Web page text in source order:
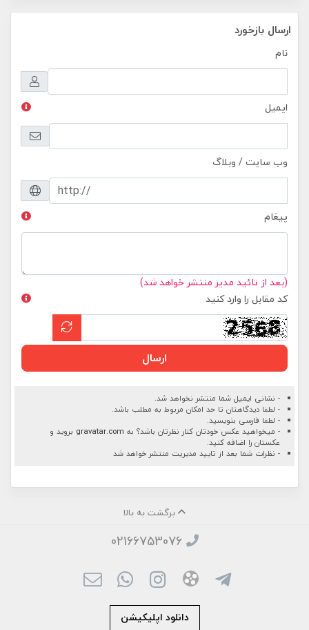
ارسال بازخورد
نام
ایمیل
وب سایت / وبلاگ
پیغام
(بعد از تائید مدیر منتشر خواهد شد)
کد مقابل را وارد کنید
ارسال
- نشانی ایمیل شما منتشر نخواهد شد.
- لطفا دیدگاهتان تا حد امکان مربوط به مطلب باشد.
- لطفا فارسی بنویسید.
- میخواهید عکس خودتان کنار نظرتان باشد؟ به gravatar.com بروید و
عکستان را اضافه کنید.
- نظرات شما بعد از تایید مدیریت منتشر خواهد شد
برگشت به بالا
02166753076
دانلود اپلیکیشن